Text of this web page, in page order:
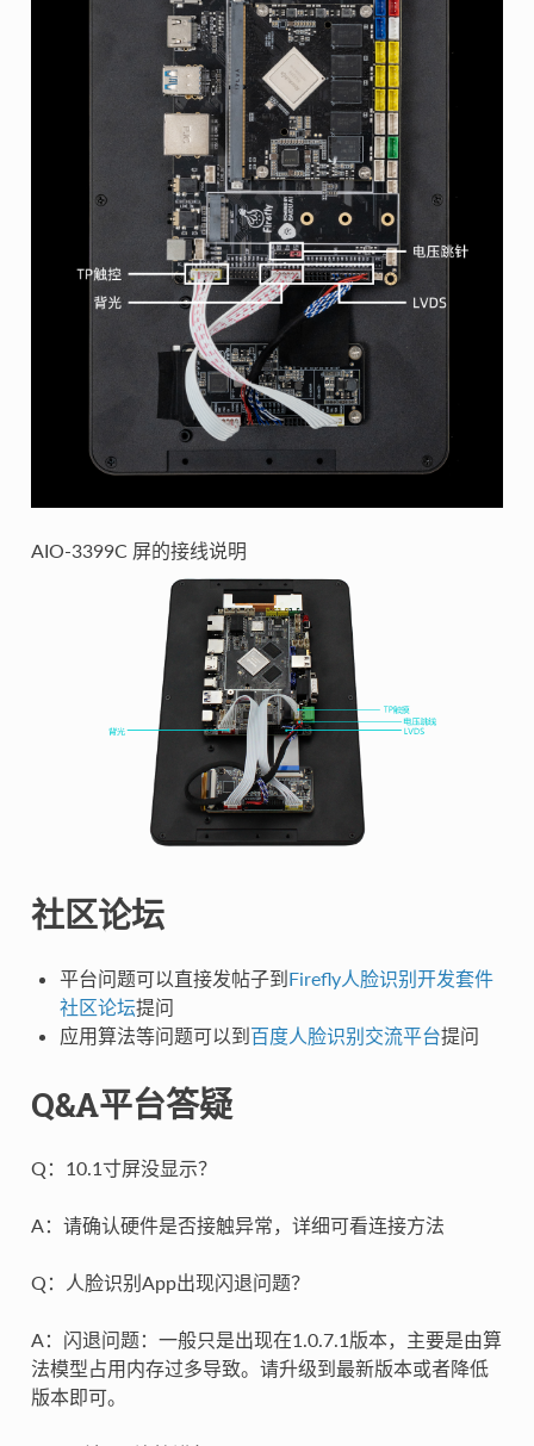
AIO-3399C 屏的接线说明
社区论坛
平台问题可以直接发帖子到Firefly人脸识别开发套件
社区论坛提问
应用算法等问题可以到百度人脸识别交流平台提问
Q&A平台答疑
Q：10.1寸屏没显示？
A：请确认硬件是否接触异常，详细可看连接方法
Q：人脸识别App出现闪退问题？
A：闪退问题：一般只是出现在1.0.7.1版本，主要是由算
法模型占用内存过多导致。请升级到最新版本或者降低
版本即可。